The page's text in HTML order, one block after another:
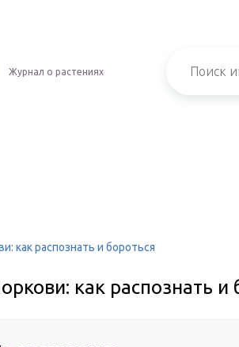
Журнал о растениях
как распознать и бороться
как распознать и